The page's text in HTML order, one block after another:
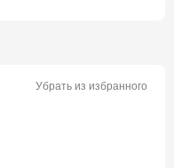
Убрать из избранного